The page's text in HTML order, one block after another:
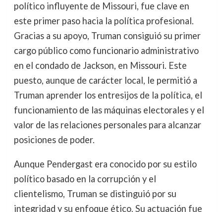
político influyente de Missouri, fue clave en
este primer paso hacia la política profesional.
Gracias a su apoyo, Truman consiguió su primer
cargo público como funcionario administrativo
en el condado de Jackson, en Missouri. Este
puesto, aunque de carácter local, le permitió a
Truman aprender los entresijos de la política, el
funcionamiento de las máquinas electorales y el
valor de las relaciones personales para alcanzar
posiciones de poder.
Aunque Pendergast era conocido por su estilo
político basado en la corrupción y el
clientelismo, Truman se distinguió por su
integridad y su enfoque ético. Su actuación fue